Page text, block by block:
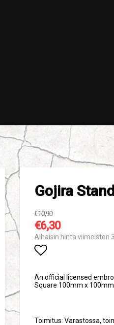
Gojira
€10,90
€6,30
Alhaisin hinta viimeisten
An official licensed
Square 100mm x
Toimitus: Varastossa,